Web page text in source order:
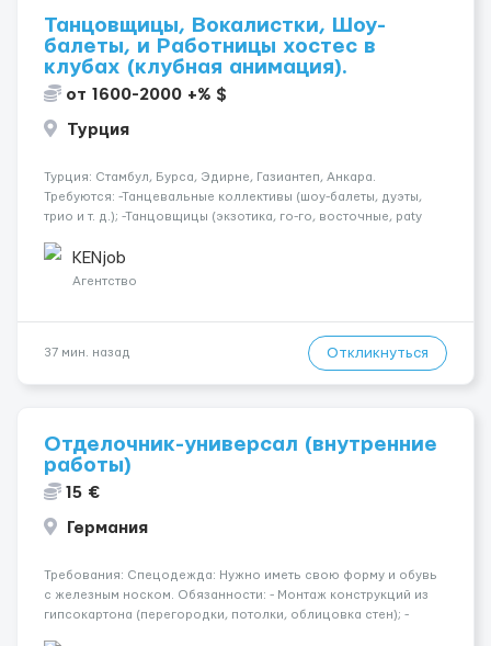
Танцовщицы, Вокалистки, Шоу-
балеты, и Работницы хостес в
клубах (клубная анимация).
от 1600-2000 +% $
Турция
Турция: Стамбул, Бурса, Эдирне, Газиантеп, Анкара.
Требуются: -Танцевальные коллективы (шоу-балеты, дуэты,
трио и т. д.); -Танцовщицы (экзотика, го-го, восточные, paty
языках); -Гимнастки; -Работницы хостесc в кл...
KENjob
Агентство
37 мин. назад Откликнуться
Отделочник-универсал (внутренние
работы)
15 €
Германия
Требования: Спецодежда: Нужно иметь свою форму и обувь
с железным носком. Обязанности: - Монтаж конструкций из
гипсокартона (перегородки, потолки, облицовка стен); -